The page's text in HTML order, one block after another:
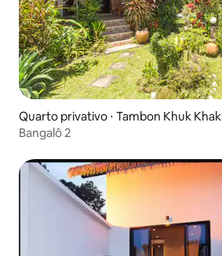
Quarto privativo ⋅ Tambon Khuk Khak
Bangalô 2